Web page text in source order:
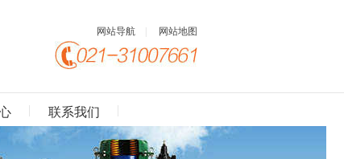
网站导航 网站地图
联系我们